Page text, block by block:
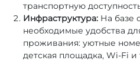
транспортную
Инфраструктура: На базе
необходимые удобства
проживания: уютные
детская площадка, Wi-Fi и